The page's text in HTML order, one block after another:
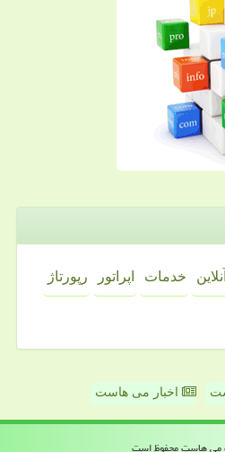
آنلاین خدمات اپراتور رپورتاژ
اخبار می هاست